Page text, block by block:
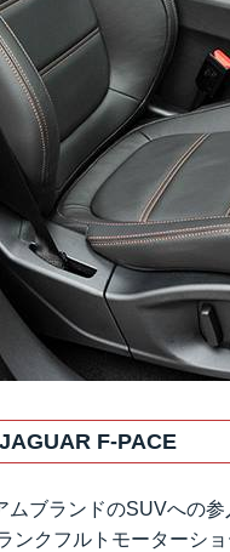
F-PACE
ムブランドのSUVへの
ンクフルトモーターシ